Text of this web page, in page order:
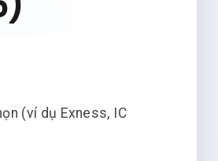
(ví dụ Exness, IC